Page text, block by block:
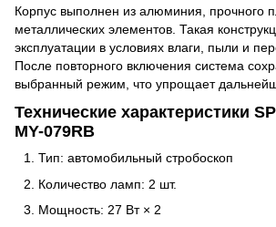
Корпус выполнен из алюминия, прочного
металлических элементов. Такая
эксплуатации в условиях влаги, пыли и
После повторного включения система
выбранный режим, что упрощает
Технические характеристики
MY-079RB
Тип: автомобильный стробоскоп
Количество ламп: 2 шт.
Мощность: 27 Вт × 2